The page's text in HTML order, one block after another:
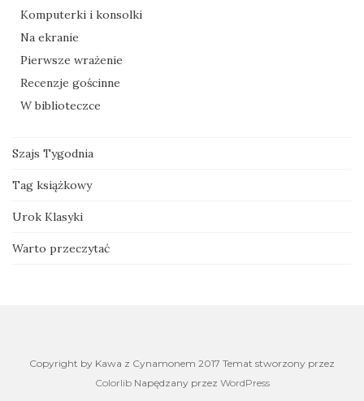
Komputerki i konsolki
Na ekranie
Pierwsze wrażenie
Recenzje gościnne
W biblioteczce
Szajs Tygodnia
Tag książkowy
Urok Klasyki
Warto przeczytać
Copyright by Kawa z Cynamonem 2017 Temat stworzony przez
ColorlibNapędzany przez WordPress